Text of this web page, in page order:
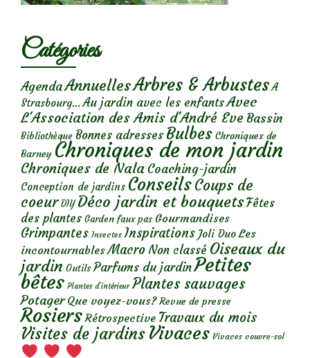
Catégories
AgendaAnnuellesArbres & Arbustes A
Strasbourg... Au jardin avec les enfantsAvec
L'Association des Amis d'André Eve Bassin
Bibliothèque Bonnes adresses Bulbes Chroniques de
Barney Chroniques de mon jardin
Chroniques de Nala Coaching-jardin
Conception de jardins ConseilsCoups de
coeur DIY Déco jardin et bouquetsFêtes
des plantes Garden faux pas Gourmandises
Grimpantes Insectes Inspirations Joli Duo Les
incontournables Macro Non classé Oiseaux du
jardin Outils Parfums du jardinPetites
bêtes Plantes d’intérieur Plantes sauvages
Potager Que voyez-vous? Revue de presse
Rosiers Rétrospective Travaux du mois
Visites de jardins Vivaces Vivaces couvre-sol